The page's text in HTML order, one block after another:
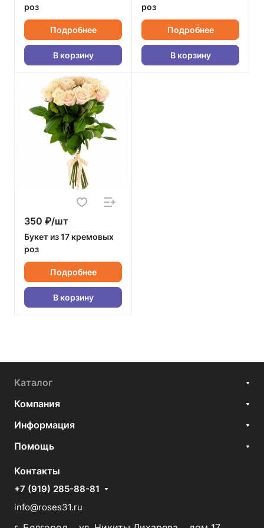
роз
Подробнее
В корзину
роз
Подробнее
В корзину
350 ₽/шт
Букет из 17 кремовых
роз
Подробнее
В корзину
Каталог
Компания
Информация
Помощь
Контакты
+7 (919) 285-88-81
info@roses31.ru